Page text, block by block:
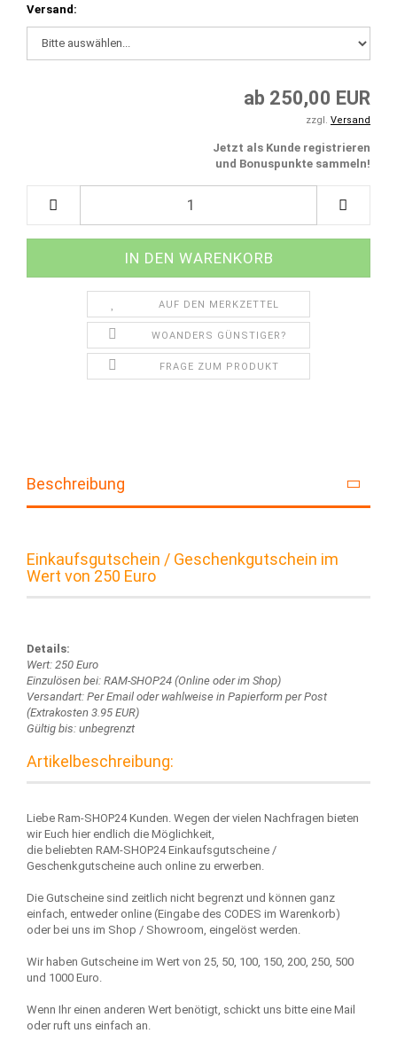
Versand:
ab 250,00 EUR
zzgl. Versand
Jetzt als Kunde registrieren
und Bonuspunkte sammeln!
AUF DEN MERKZETTEL
WOANDERS GÜNSTIGER?
FRAGE ZUM PRODUKT
Beschreibung
Einkaufsgutschein / Geschenkgutschein im
Wert von 250 Euro
Details:
Wert: 250 Euro
Einzulösen bei: RAM-SHOP24 (Online oder im Shop)
Versandart: Per Email oder wahlweise in Papierform per Post
(Extrakosten 3.95 EUR)
Gültig bis: unbegrenzt
Artikelbeschreibung:
Liebe Ram-SHOP24 Kunden. Wegen der vielen Nachfragen bieten
wir Euch hier endlich die Möglichkeit,
die beliebten RAM-SHOP24 Einkaufsgutscheine /
Geschenkgutscheine auch online zu erwerben.
Die Gutscheine sind zeitlich nicht begrenzt und können ganz
einfach, entweder online (Eingabe des CODES im Warenkorb)
oder bei uns im Shop / Showroom, eingelöst werden.
Wir haben Gutscheine im Wert von 25, 50, 100, 150, 200, 250, 500
und 1000 Euro.
Wenn Ihr einen anderen Wert benötigt, schickt uns bitte eine Mail
oder ruft uns einfach an.